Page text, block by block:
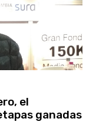
el
ganadas